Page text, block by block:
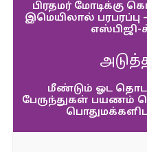
பிரதமர் மோடிக்கு
இமெயிலால் பரபரப்பு
எஸ்பிஜி-
மீண்டும் ஓட
பேருந்துகள் பயணம்